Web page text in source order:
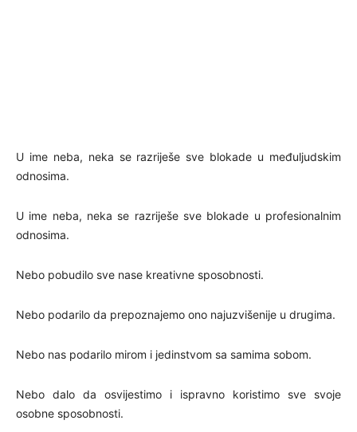
U ime neba, neka se razriješe sve blokade u međuljudskim
odnosima.
U ime neba, neka se razriješe sve blokade u profesionalnim
odnosima.
Nebo pobudilo sve nase kreativne sposobnosti.
Nebo podarilo da prepoznajemo ono najuzvišenije u drugima.
Nebo nas podarilo mirom i jedinstvom sa samima sobom.
Nebo dalo da osvijestimo i ispravno koristimo sve svoje
osobne sposobnosti.